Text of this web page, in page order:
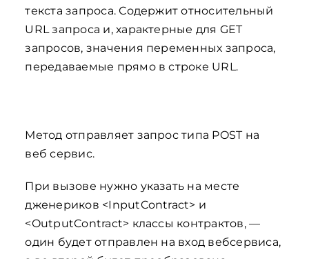
текста запроса. Содержит относительный
URL запроса и, характерные для GET
запросов, значения переменных запроса,
передаваемые прямо в строке URL.
Метод отправляет запрос типа POST на
веб сервис.
При вызове нужно указать на месте
дженериков <InputContract> и
<OutputContract> классы контрактов, —
один будет отправлен на вход вебсервиса,